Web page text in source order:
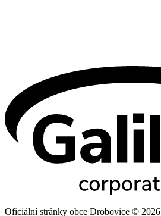
Oficiální stránky obce Drobovice © 2026